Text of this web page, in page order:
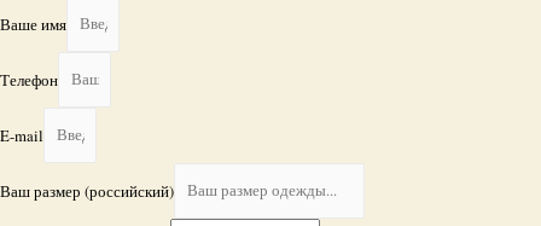
Ваше имя
Телефон
E-mail
Ваш размер (российский)